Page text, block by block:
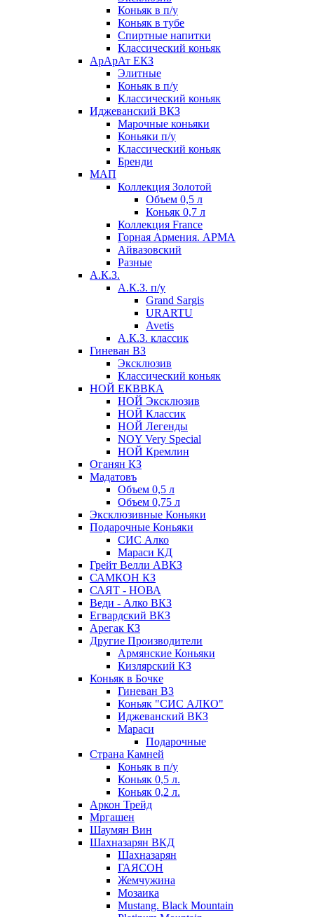
Коньяк в п/у
Коньяк в тубе
Спиртные напитки
Классический коньяк
АрАрАт ЕКЗ
Элитные
Коньяк в п/у
Классический коньяк
Иджеванский ВКЗ
Марочные коньяки
Коньяки п/у
Классический коньяк
Бренди
МАП
Коллекция Золотой
Объем 0,5 л
Коньяк 0,7 л
Коллекция France
Горная Армения. АРМА
Айвазовский
Разные
А.К.З.
А.К.З. п/у
Grand Sargis
URARTU
Avetis
А.К.З. классик
Гиневан ВЗ
Эксклюзив
Классический коньяк
НОЙ ЕКВВКА
НОЙ Эксклюзив
НОЙ Классик
НОЙ Легенды
NOY Very Speсial
НОЙ Кремлин
Оганян КЗ
Мадатовъ
Объем 0,5 л
Объем 0,75 л
Эксклюзивные Коньяки
Подарочные Коньяки
СИС Алко
Мараси КД
Грейт Велли АВКЗ
САМКОН КЗ
САЯТ - НОВА
Веди - Алко ВКЗ
Егвардский ВКЗ
Арегак КЗ
Другие Производители
Армянские Коньяки
Кизлярский КЗ
Коньяк в Бочке
Гиневан ВЗ
Коньяк "СИС АЛКО"
Иджеванский ВКЗ
Мараси
Подарочные
Страна Камней
Коньяк в п/у
Коньяк 0,5 л.
Коньяк 0,2 л.
Аркон Трейд
Мргашен
Шаумян Вин
Шахназарян ВКД
Шахназарян
ГАЯСОН
Жемчужина
Мозаика
Mustang. Black Mountain